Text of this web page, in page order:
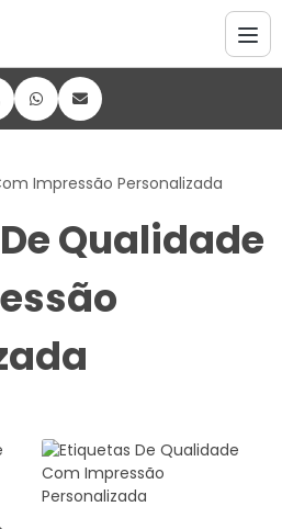
Impressão Personalizada
Qualidade